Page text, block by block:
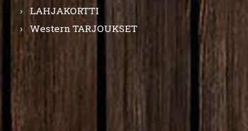
LAHJAKORTTI
Western TARJOUKSET